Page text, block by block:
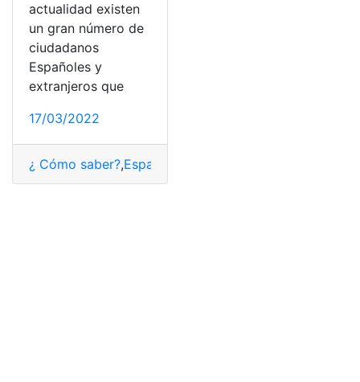
actualidad existen
un gran número de
ciudadanos
Españoles y
extranjeros que
17/03/2022
¿ Cómo saber?,España